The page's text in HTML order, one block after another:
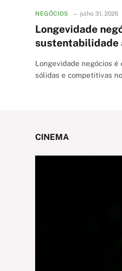
NEGÓCIOS julho 31, 2026
Longevidade
sustentabilidade
Longevidade negócios
sólidas e competitivas
CINEMA